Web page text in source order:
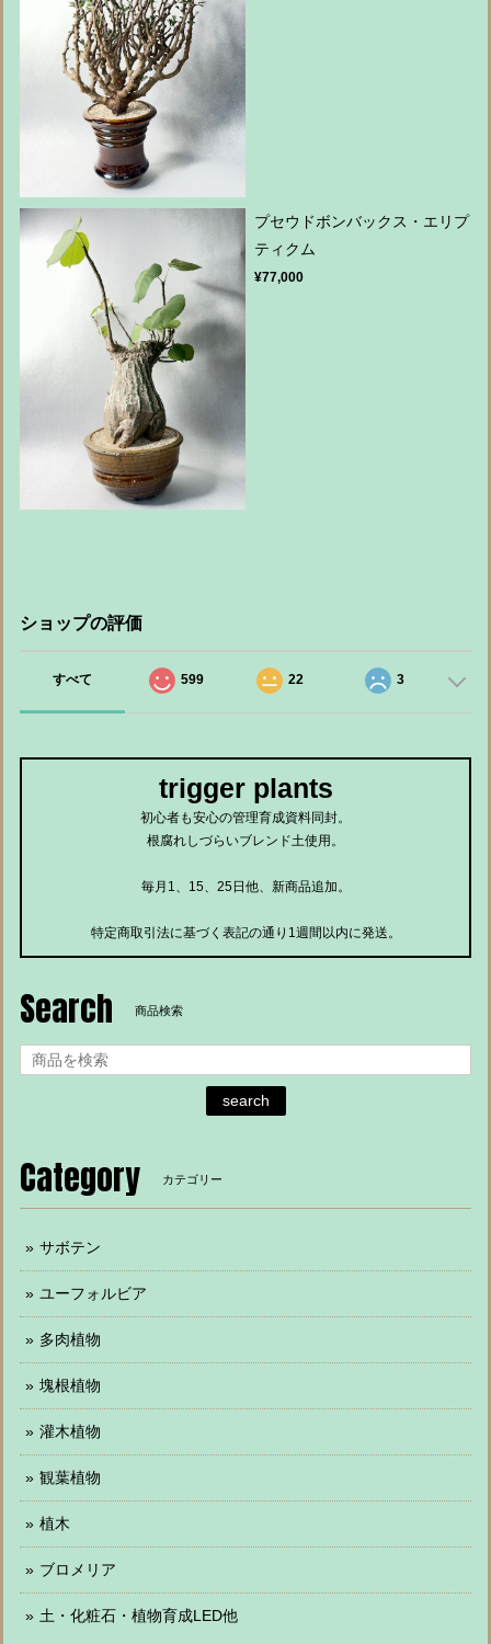
プセウドボンバックス・エリプ
ティクム
¥77,000
ショップの評価
すべて 599 22 3
trigger plants
初心者も安心の管理育成資料同封。
根腐れしづらいブレンド土使用。
毎月1、15、25日他、新商品追加。
特定商取引法に基づく表記の通り1週間以内に発送。
Search 商品検索
search
Category カテゴリー
サボテン
ユーフォルビア
多肉植物
塊根植物
灌木植物
観葉植物
植木
ブロメリア
土・化粧石・植物育成LED他